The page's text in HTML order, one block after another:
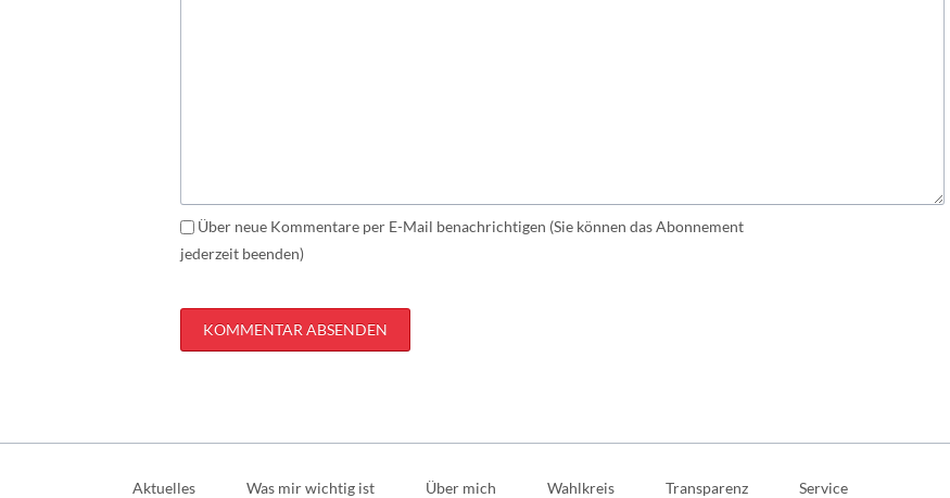
Über neue Kommentare per E-Mail benachrichtigen (Sie können das Abonnement
jederzeit beenden)
KOMMENTAR ABSENDEN
Aktuelles Was mir wichtig ist Über mich Wahlkreis Transparenz Service